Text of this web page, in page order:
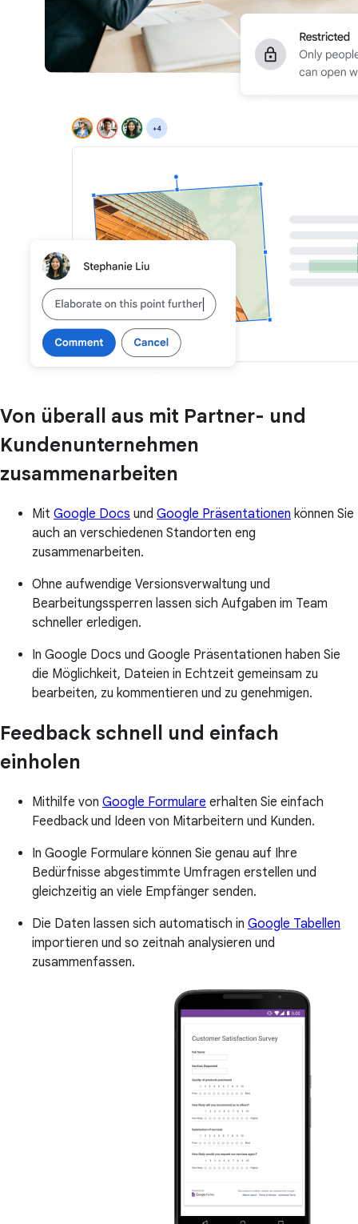
Von überall aus mit Partner- und
Kundenunternehmen
zusammenarbeiten
Mit Google Docs und Google Präsentationen können Sie
auch an verschiedenen Standorten eng
zusammenarbeiten.
Ohne aufwendige Versionsverwaltung und
Bearbeitungssperren lassen sich Aufgaben im Team
schneller erledigen.
In Google Docs und Google Präsentationen haben Sie
die Möglichkeit, Dateien in Echtzeit gemeinsam zu
bearbeiten, zu kommentieren und zu genehmigen.
Feedback schnell und einfach
einholen
Mithilfe von Google Formulare erhalten Sie einfach
Feedback und Ideen von Mitarbeitern und Kunden.
In Google Formulare können Sie genau auf Ihre
Bedürfnisse abgestimmte Umfragen erstellen und
gleichzeitig an viele Empfänger senden.
Die Daten lassen sich automatisch in Google Tabellen
importieren und so zeitnah analysieren und
zusammenfassen.